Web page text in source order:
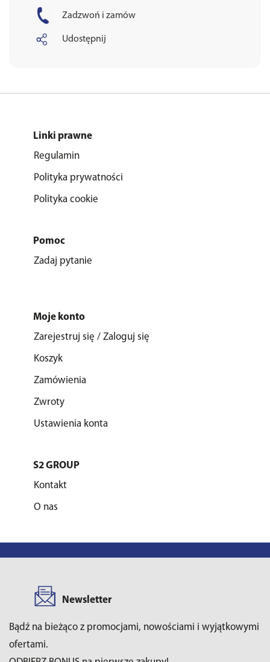
Zadzwoń i zamów
Udostępnij
Linki prawne
Regulamin
Polityka prywatności
Polityka cookie
Pomoc
Zadaj pytanie
Moje konto
Zarejestruj się / Zaloguj się
Koszyk
Zamówienia
Zwroty
Ustawienia konta
S2 GROUP
Kontakt
O nas
Newsletter
Bądź na bieżąco z promocjami, nowościami i wyjątkowymi
ofertami.